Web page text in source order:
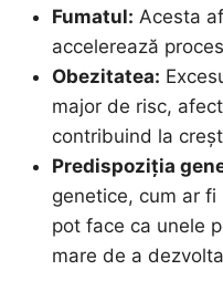
Fumatul: Acesta
accelerează
Obezitatea:
major de risc,
contribuind la
Predispoziția
genetice, cum ar
pot face ca unele
mare de a